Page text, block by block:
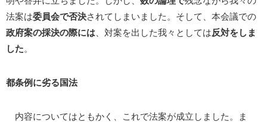
法案は委員会で否決されてしまいました。そして、本会議での
政府案の採決の際には 、対案を出した我々としては反対をしま
した。
都条例に劣る国法
内容についてはともかく、これで法案が成立しました。ま